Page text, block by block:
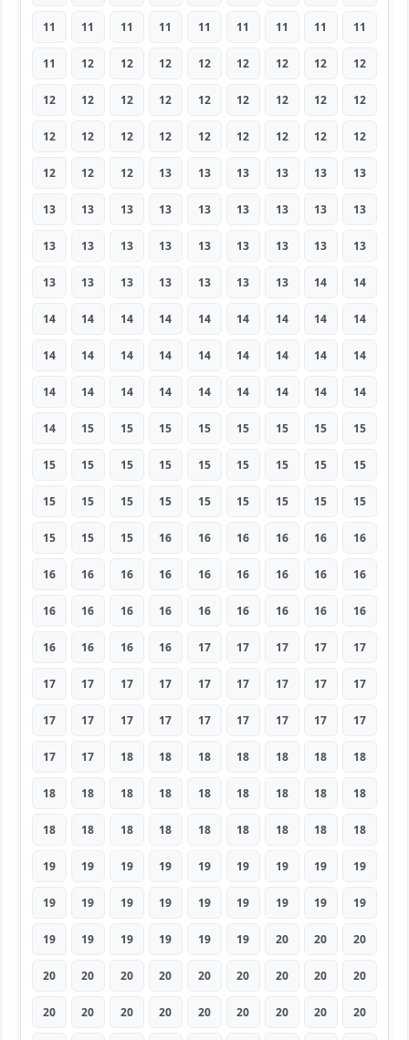
11 11 11 11 11 11 11 11 11
11 12 12 12 12 12 12 12 12
12 12 12 12 12 12 12 12 12
12 12 12 12 12 12 12 12 12
12 12 12 13 13 13 13 13 13
13 13 13 13 13 13 13 13 13
13 13 13 13 13 13 13 13 13
13 13 13 13 13 13 13 14 14
14 14 14 14 14 14 14 14 14
14 14 14 14 14 14 14 14 14
14 14 14 14 14 14 14 14 14
14 15 15 15 15 15 15 15 15
15 15 15 15 15 15 15 15 15
15 15 15 15 15 15 15 15 15
15 15 15 16 16 16 16 16 16
16 16 16 16 16 16 16 16 16
16 16 16 16 16 16 16 16 16
16 16 16 16 17 17 17 17 17
17 17 17 17 17 17 17 17 17
17 17 17 17 17 17 17 17 17
17 17 18 18 18 18 18 18 18
18 18 18 18 18 18 18 18 18
18 18 18 18 18 18 18 18 18
19 19 19 19 19 19 19 19 19
19 19 19 19 19 19 19 19 19
19 19 19 19 19 19 20 20 20
20 20 20 20 20 20 20 20 20
20 20 20 20 20 20 20 20 20